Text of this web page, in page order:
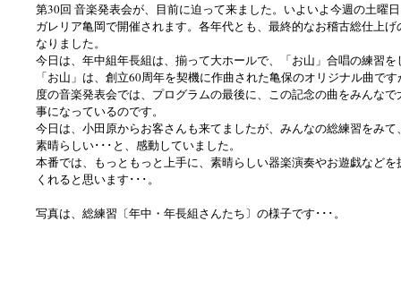
第30回 音楽発表会が、目前に迫って来ました。いよいよ今週の土曜
ガレリア亀岡で開催されます。各年代とも、最終的なお稽古総仕上げ
なりました。
今日は、年中組年長組は、揃って大ホールで、「お山」合唱の練習を
「お山」は、創立60周年を契機に作曲された亀保のオリジナル曲で
度の音楽発表会では、プログラムの最後に、この記念の曲をみんなで
事になっているのです。
今日は、小田原からお客さんも来てましたが、みんなの総練習をみて
素晴らしい･･･と、感動していました。
本番では、もっともっと上手に、素晴らしい器楽演奏やお遊戯などを
くれると思います･･･。
写真は、総練習〔年中・年長組さんたち〕の様子です･･･。